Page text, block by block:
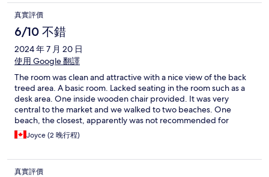
真實評價
6/10 不錯
2024 年 7 月 20 日
使用 Google 翻譯
The room was clean and attractive with a nice view of the back
treed area. A basic room. Lacked seating in the room such as a
desk area. One inside wooden chair provided. It was very
central to the market and we walked to two beaches. One
beach, the closest, apparently was not recommended for
swimming. The second beach down the road was the touristy
one with lifeguard and a restaurant area. We enjoyed that. The
The shower is in the tub and not easy to get in and out. No grab
bars. The floor area also has a section with a drop to a different
Joyce (2 晚行程)
真實評價